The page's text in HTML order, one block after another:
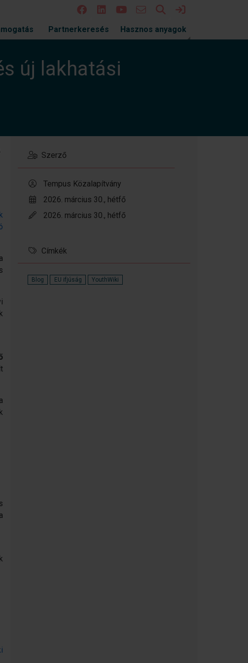
Keresés
Partnerkeresés Hasznos anyagok
új lakhatási
Szerző
Tempus Közalapítvány
2026. március 30., hétfő
2026. március 30., hétfő
Címkék
Blog EU ifjúság YouthWiki